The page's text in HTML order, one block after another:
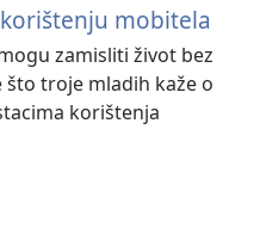
mobitela
zamisliti život bez
troje mladih kaže o
korištenja